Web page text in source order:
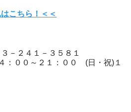
こちら！＜＜
－２４１－３５８１
：００～２１：００ (日・祝)１